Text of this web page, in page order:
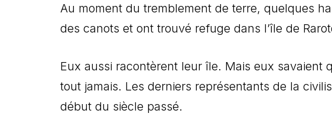
Au moment du tremblement de terre, quelques
des canots et ont trouvé refuge dans l’île de
Eux aussi racontèrent leur île. Mais eux savaient
tout jamais. Les derniers représentants de la
début du siècle passé.